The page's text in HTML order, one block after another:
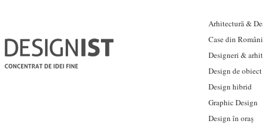
Arhitectură &
Case din
Designeri &
Design de obiect
Design hibrid
Graphic Design
Design în oraș